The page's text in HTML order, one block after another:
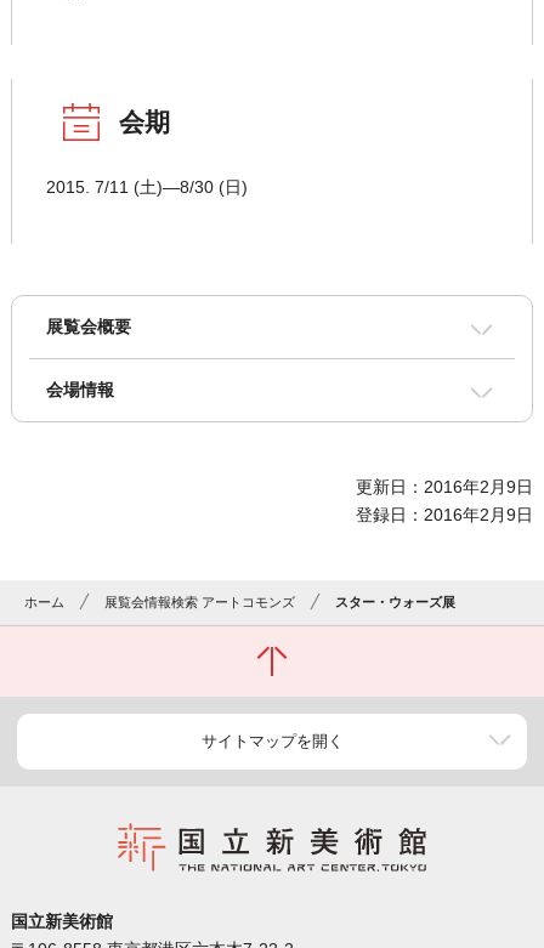
会期
2015. 7/11 (土)―8/30 (日)
展覧会概要
会場情報
更新日：2016年2月9日
登録日：2016年2月9日
ホーム 展覧会情報検索 アートコモンズ スター・ウォーズ展
サイトマップを開く
国立新美術館